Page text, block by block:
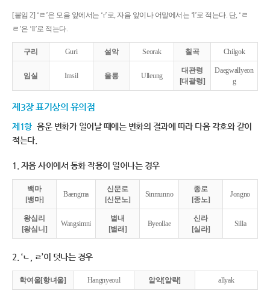
[붙임 2] ‘ㄹ’은 모음 앞에서는 ‘r’로, 자음 앞이나 어말에서는 ‘l’로 적는다. 단, ‘ㄹ
ㄹ’은 ‘ll’로 적는다.
구리 Guri 설악 Seorak 칠곡 Chilgok
임실 Imsil 울릉 Ulleung
대관령
[대괄령]
Daegwallyeon
g
제3장 표기상의 유의점
제1항 음운 변화가 일어날 때에는 변화의 결과에 따라 다음 각호와 같이
적는다.
1. 자음 사이에서 동화 작용이 일어나는 경우
백마
[뱅마]
Baengma
신문로
[신문노]
Sinmunno
종로
[종노]
Jongno
왕십리
[왕심니]
Wangsimni
별내
[별래]
Byeollae
신라
[실라]
Silla
2. ‘ㄴ, ㄹ’이 덧나는 경우
학여울[항녀울] Hangnyeoul 알약[알략] allyak